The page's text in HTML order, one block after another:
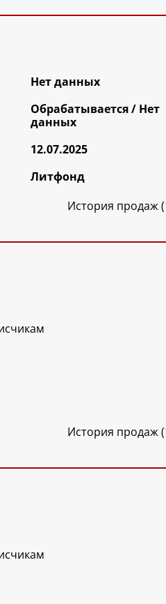
Нет данных
Обрабатываетcя / Нет
данных
12.07.2025
Литфонд
История продаж
История продаж